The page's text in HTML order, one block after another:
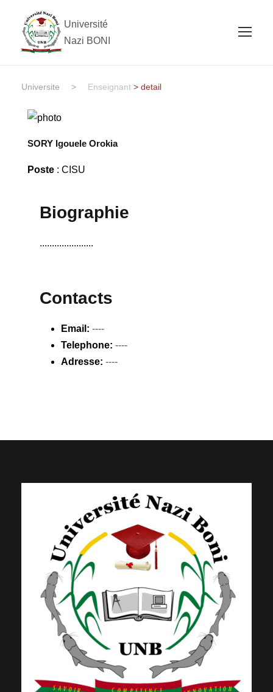
Université
Nazi BONI
Universite > Enseignant > detail
SORY Igouele Orokia
Poste: CISU
Biographie
......................
Contacts
Email: ----
Telephone: ----
Adresse: ----